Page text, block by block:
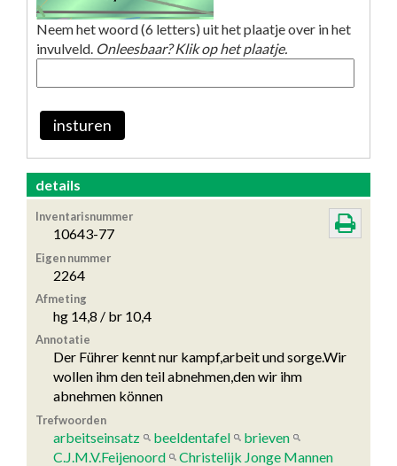
Neem het woord (6 letters) uit het plaatje over in het
invulveld. Onleesbaar? Klik op het plaatje.
insturen
details
Inventarisnummer
10643-77
Eigen nummer
2264
Afmeting
hg 14,8 / br 10,4
Annotatie
Der Führer kennt nur kampf,arbeit und sorge.Wir
wollen ihm den teil abnehmen,den wir ihm
abnehmen können
Trefwoorden
arbeitseinsatz beeldentafel
brieven
C.J.M.V.Feijenoord
Christelijk Jonge Mannen